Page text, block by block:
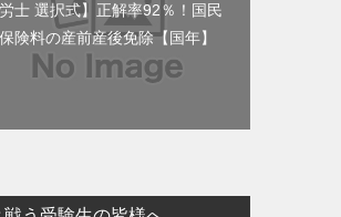
労士 選択式】正解率92％！国民
険料の産前産後免除【国年】